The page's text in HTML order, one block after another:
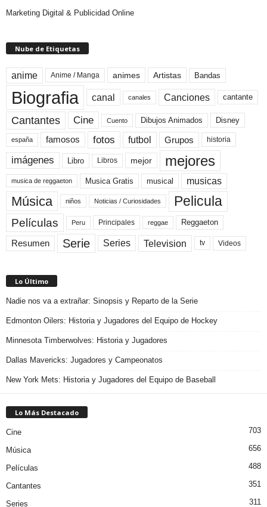
Marketing Digital & Publicidad Online
Nube de Etiquetas
anime Anime / Manga animes Artistas Bandas
Biografia canal canales Canciones cantante
Cantantes Cine Cuento Dibujos Animados Disney
españa famosos fotos futbol Grupos historia
imágenes Libro Libros mejor mejores
musica de reggaeton Musica Gratis musical musicas
Música niños Noticias / Curiosidades Pelicula
Películas Peru Principales reggae Reggaeton
Resumen Serie Series Television tv Videos
Lo Último
Nadie nos va a extrañar: Sinopsis y Reparto de la Serie
Edmonton Oilers: Historia y Jugadores del Equipo de Hockey
Minnesota Timberwolves: Historia y Jugadores
Dallas Mavericks: Jugadores y Campeonatos
New York Mets: Historia y Jugadores del Equipo de Baseball
Lo Más Destacado
Cine 703
Música 656
Películas 488
Cantantes 351
Series 311